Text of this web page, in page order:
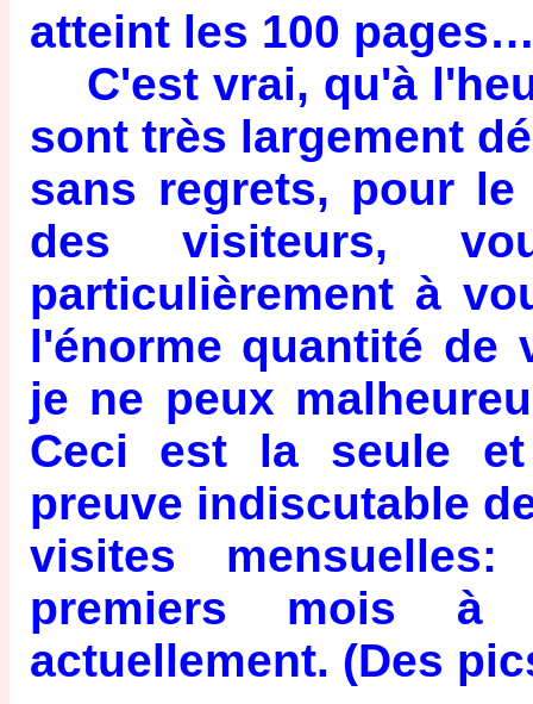
atteint les 100
C'est vrai, qu'à
sont très largement
sans regrets, pour
des visiteurs,
particulièrement à
l'énorme quantité de
je ne peux
Ceci est la seule et
preuve indiscutable
visites
premiers mois à
actuellement. (Des